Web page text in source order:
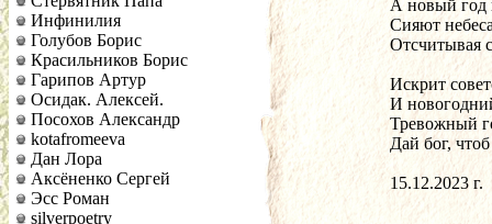
Инфинилия
Голубов Борис
Красильников Борис
Гарипов Артур
Осидак. Алексей.
Посохов Александр
kotafromeeva
Дан Лора
Аксёненко Сергей
Эсс Роман
silverpoetry
А новый год
Сияют
Отсчитывая
Искрит
И
Тревожный
Дай бог,
15.12.2023 г.